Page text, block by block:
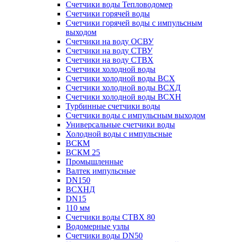
Счетчики воды Тепловодомер
Счетчики горячей воды
Счетчики горячей воды с импульсным
выходом
Счетчики на воду ОСВУ
Счетчики на воду СТВУ
Счетчики на воду СТВХ
Счетчики холодной воды
Счетчики холодной воды ВСХ
Счетчики холодной воды ВСХД
Счетчики холодной воды ВСХН
Турбинные счетчики воды
Счетчики воды с импульсным выходом
Универсальные счетчики воды
Холодной воды с импульсные
ВСКМ
ВСКМ 25
Промышленные
Валтек импульсные
DN150
ВСХНД
DN15
110 мм
Счетчики воды СТВХ 80
Водомерные узлы
Счетчики воды DN50